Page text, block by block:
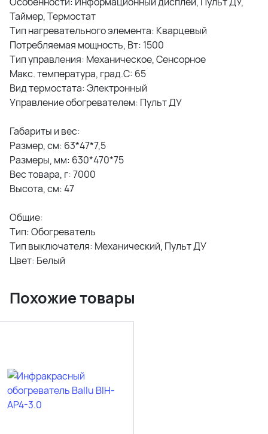
Таймер, Термостат
Тип нагревательного элемента: Кварцевый
Потребляемая мощность, Вт: 1500
Тип управления: Механическое, Сенсорное
Макс. температура, град.С: 65
Вид термостата: Электронный
Управление обогревателем: Пульт ДУ
Габариты и вес:
Размер, см: 63*47*7,5
Размеры, мм: 630*470*75
Вес товара, г: 7000
Высота, см: 47
Общие:
Тип: Обогреватель
Тип выключателя: Механический, Пульт ДУ
Цвет: Белый
Похожие товары